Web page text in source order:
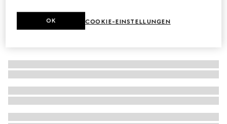
COOKIE-EINSTELLUNGEN
OK